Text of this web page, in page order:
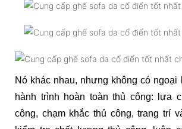
Nó khác nhau, nhưng không có ngoại
hành trình hoàn toàn thủ công: lựa
công, chạm khắc thủ công, trang trí